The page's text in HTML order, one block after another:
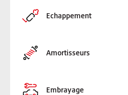
Echappement
Amortisseurs
Embrayage